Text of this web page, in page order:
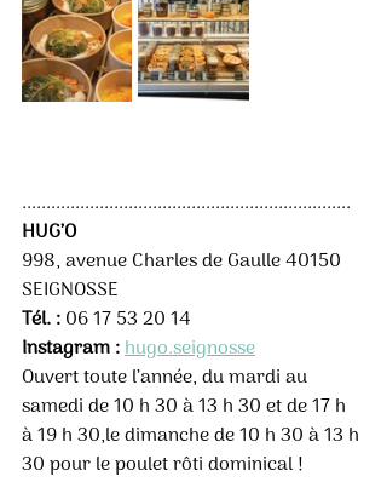
....................................................................
HUG’O
998, avenue Charles de Gaulle 40150
SEIGNOSSE
Tél. : 06 17 53 20 14
Instagram :hugo.seignosse
Ouvert toute l’année, du mardi au
samedi de 10 h 30 à 13 h 30 et de 17 h
à 19 h 30,le dimanche de 10 h 30 à 13 h
30 pour le poulet rôti dominical !